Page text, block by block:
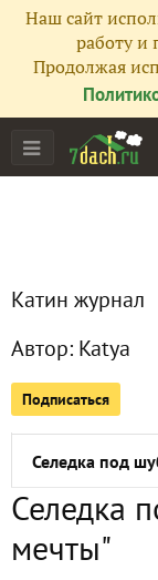
Наш сайт
работу и
Продолжая
Катин журнал
Автор: Katya
Подписаться
Главная
Подписчики
Все публикации
Клумба из
14 идей
Селедка под
Цветочная
Селедка
мечты"